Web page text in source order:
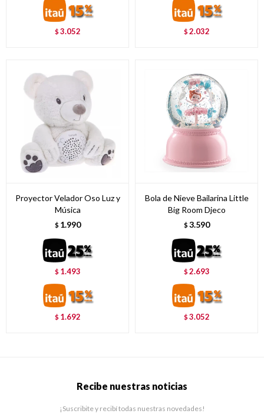
$3.052 $2.032
Proyector Velador Oso Luz y
Música
$ 1.990
$ 1.493
$ 1.692
Bola de Nieve Bailarina Little
Big Room Djeco
$ 3.590
$2.693
$3.052
Recibe nuestras noticias
¡Suscribite y recibí todas nuestras novedades!